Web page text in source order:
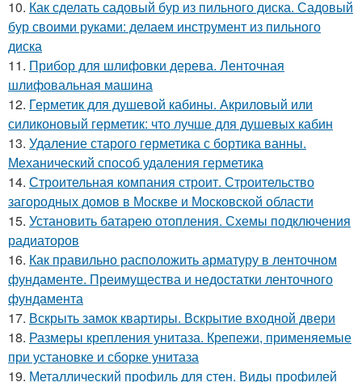
10. Как сделать садовый бур из пильного диска. Садовый
бур своими руками: делаем инструмент из пильного
диска
11. Прибор для шлифовки дерева. Ленточная
шлифовальная машина
12. Герметик для душевой кабины. Акриловый или
силиконовый герметик: что лучше для душевых кабин
13. Удаление старого герметика с бортика ванны.
Механический способ удаления герметика
14. Строительная компания строит. Строительство
загородных домов в Москве и Московской области
15. Установить батарею отопления. Схемы подключения
радиаторов
16. Как правильно расположить арматуру в ленточном
фундаменте. Преимущества и недостатки ленточного
фундамента
17. Вскрыть замок квартиры. Вскрытие входной двери
18. Размеры крепления унитаза. Крепежи, применяемые
при установке и сборке унитаза
19. Металлический профиль для стен. Виды профилей